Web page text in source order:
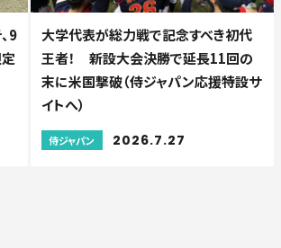
9
大学代表が総力戦で記念すべき初代
王者！ 新設大会決勝で延長11回の
末に米国撃破（侍ジャパン応援特設サ
イトへ）
侍ジャパン 2026.7.27